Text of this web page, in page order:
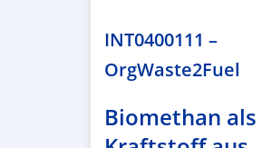
INT0400111 –
OrgWaste2Fuel
Biomethan als